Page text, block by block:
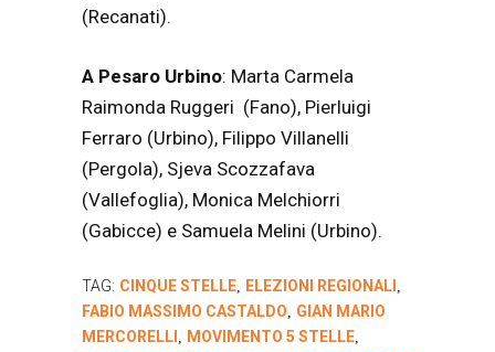
(Recanati).
A Pesaro Urbino: Marta Carmela
Raimonda Ruggeri (Fano), Pierluigi
Ferraro (Urbino), Filippo Villanelli
(Pergola), Sjeva Scozzafava
(Vallefoglia), Monica Melchiorri
(Gabicce) e Samuela Melini (Urbino).
TAG: CINQUE STELLE, ELEZIONI REGIONALI ,
FABIO MASSIMO CASTALDO, GIAN MARIO
MERCORELLI , MOVIMENTO 5 STELLE,